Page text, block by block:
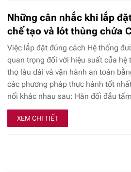
Những cân nhắc khi lắp
chế tạo và lót thùng chứa
Việc lắp đặt đúng cách Hệ thống
quan trọng đối với hiệu suất của
thọ lâu dài và vận hành an toàn
các phương pháp thực hành tốt
nối khác nhau sau: Hàn đối đầu
XEM CHI TIẾT